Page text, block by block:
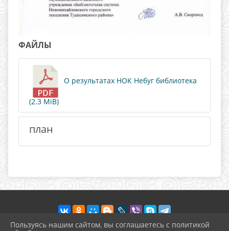
ФАЙЛЫ
О результатах НОК Небуг библиотека
(2.3 MiB)
план
Пользуясь нашим сайтом, вы соглашаетесь с политикой